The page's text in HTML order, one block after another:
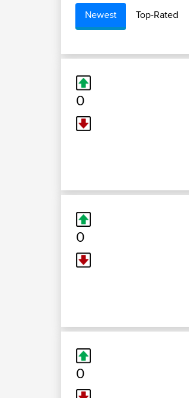
Newest Top-Rated
0
0
0